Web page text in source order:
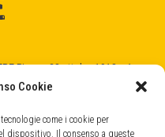
Cookie
come i cookie per
dispositivo. Il consenso a queste
Piazza 28 ottobre 1918 n.1